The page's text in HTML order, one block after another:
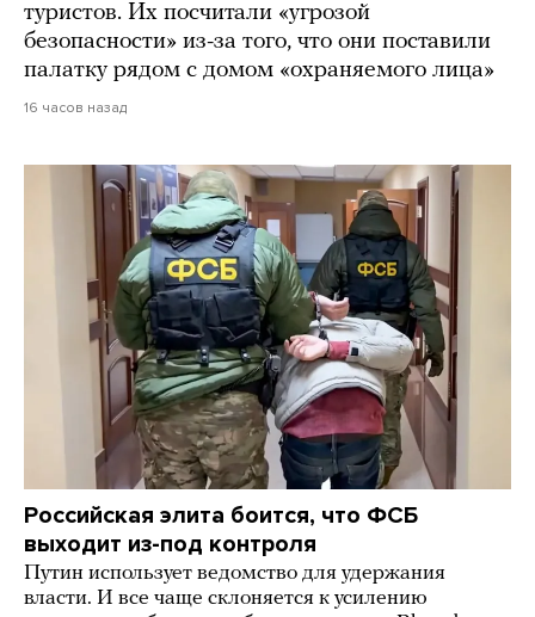
туристов. Их посчитали «угрозой
безопасности» из-за того, что они поставили
палатку рядом с домом «охраняемого лица»
16 часов назад
Российская элита боится, что ФСБ
выходит из-под контроля
Путин использует ведомство для удержания
власти. И все чаще склоняется к усилению